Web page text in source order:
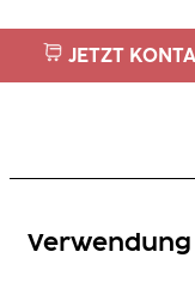
JETZT
Verwendung